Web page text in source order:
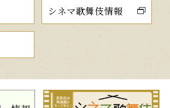
シネマ歌舞伎情報